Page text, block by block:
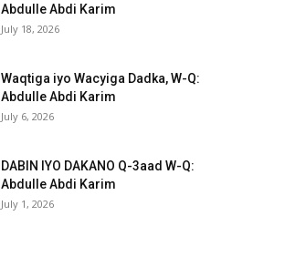
Abdulle Abdi Karim
July 18, 2026
Waqtiga iyo Wacyiga Dadka, W-Q:
Abdulle Abdi Karim
July 6, 2026
DABIN IYO DAKANO Q-3aad W-Q:
Abdulle Abdi Karim
July 1, 2026